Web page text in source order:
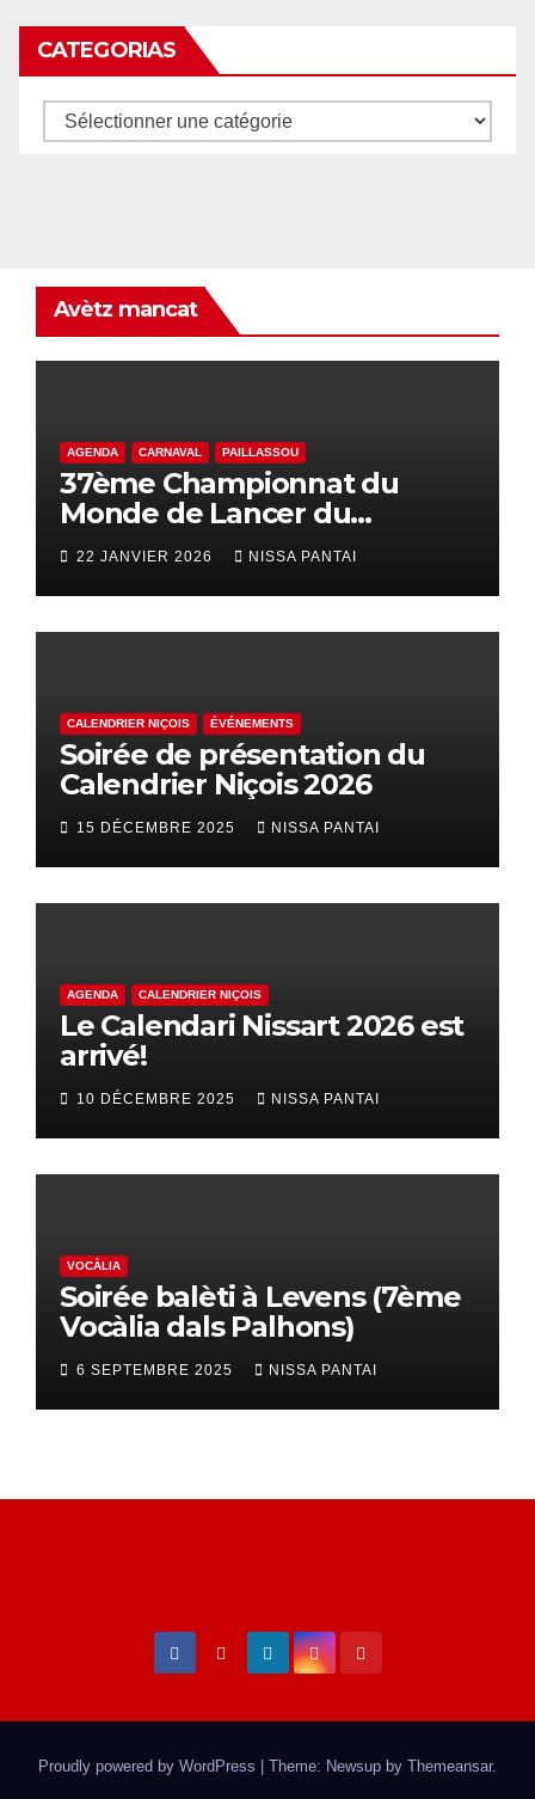
CATEGORIAS
Categorias
Avètz mancat
AGENDA CARNAVAL PAILLASSOU
37ème Championnat du
Monde de Lancer du
Palhasso
22 JANVIER 2026 NISSA PANTAI
CALENDRIER NIÇOIS ÉVÉNEMENTS
Soirée de présentation du
Calendrier Niçois 2026
15 DÉCEMBRE 2025 NISSA PANTAI
AGENDA CALENDRIER NIÇOIS
Le Calendari Nissart 2026 est
arrivé!
10 DÉCEMBRE 2025 NISSA PANTAI
VOCÀLIA
Soirée balèti à Levens (7ème
Vocàlia dals Palhons)
6 SEPTEMBRE 2025 NISSA PANTAI
Proudly powered by WordPress Theme: Newsup by Themeansar.